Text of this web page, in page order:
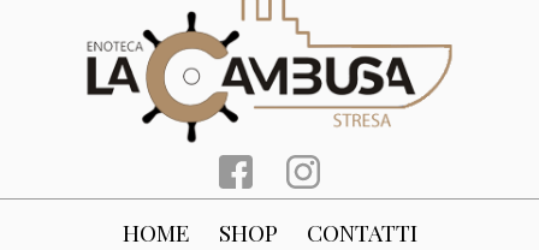
HOME SHOP CONTATTI